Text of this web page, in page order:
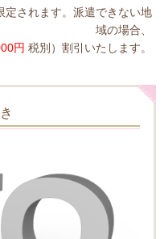
定されます。派遣できない地
域の場合、
円 税別）割引いたします。